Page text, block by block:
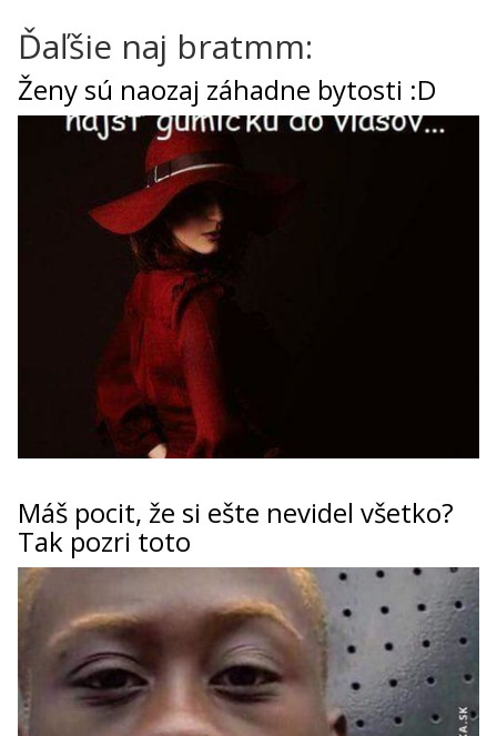
Ďaľšie naj bratmm:
Ženy sú naozaj záhadne bytosti :D
Máš pocit, že si ešte nevidel všetko?
Tak pozri toto